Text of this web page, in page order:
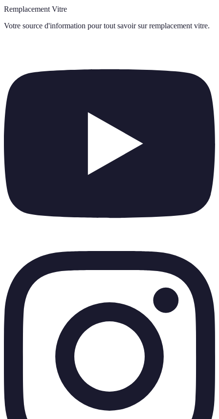
Remplacement Vitre
Votre source d'information pour tout savoir sur remplacement vitre.